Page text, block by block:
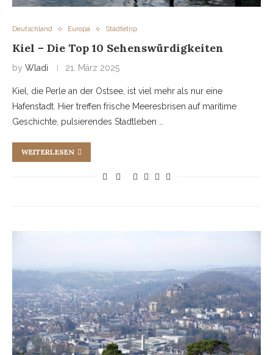
Deutschland Europa Städtetrip
Kiel – Die Top 10 Sehenswürdigkeiten
by Wladi 21. März 2025
Kiel, die Perle an der Ostsee, ist viel mehr als nur eine
Hafenstadt. Hier treffen frische Meeresbrisen auf maritime
Geschichte, pulsierendes Stadtleben …
WEITERLESEN